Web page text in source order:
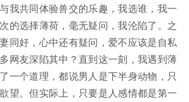
我共同体验兽交的乐趣，我选谁，我一
的选择薄荷，毫无疑问，我沦陷了。之
同好，心中还有疑问，爱不应该是自私
网友深陷其中？直到这一刻，我遇到薄
一个道理，都说男人是下半身动物，只
望。但实际上，只要是人感情都是第一